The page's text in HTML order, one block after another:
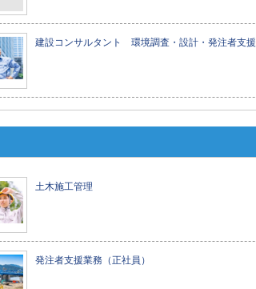
建設コンサルタント 環境調査・設計・発注者支援
土木施工管理
発注者支援業務（正社員）